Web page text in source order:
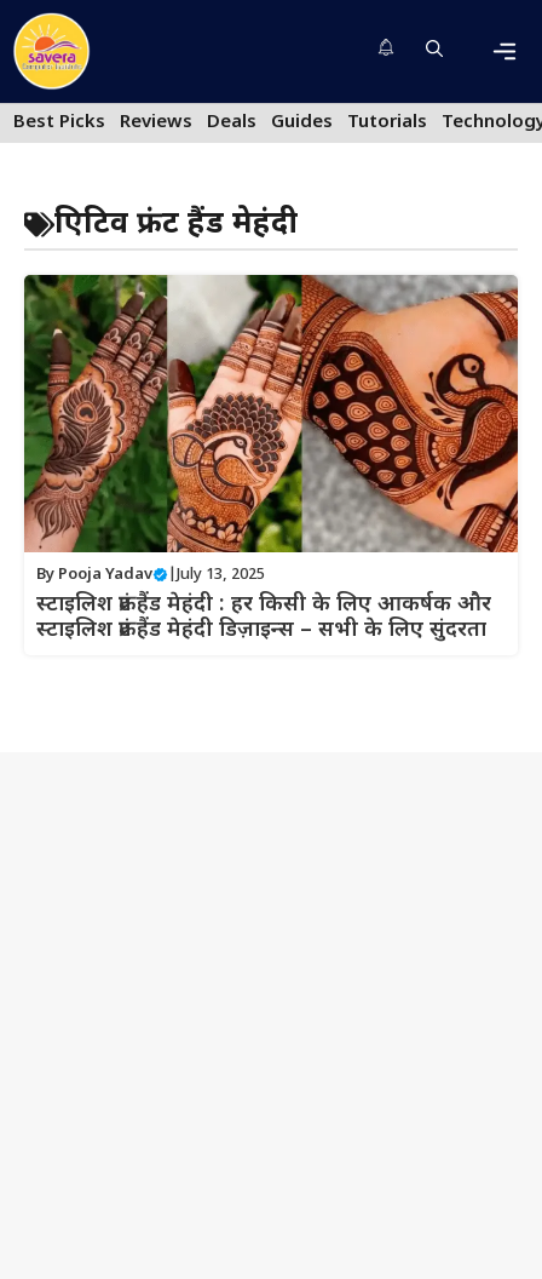
Skip
to
content
Best Picks
Reviews Deals Guides Tutorials
क्रिएटिव फ्रंट हैंड मेहंदी
By Pooja Yadav |July 13, 2025
स्टाइलिश फ्रंट हैंड मेहंदी : हर किसी के लिए आकर्षक और
स्टाइलिश फ्रंट हैंड मेहंदी डिज़ाइन्स – सभी के लिए सुंदरता